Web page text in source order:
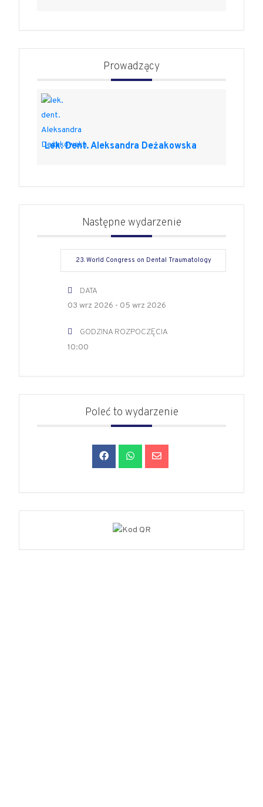
Prowadzący
Lek. Dent. Aleksandra Deżakowska
Następne wydarzenie
23. World Congress on Dental Traumatology
DATA
03 wrz 2026 - 05 wrz 2026
GODZINA ROZPOCZĘCIA
10:00
Poleć to wydarzenie